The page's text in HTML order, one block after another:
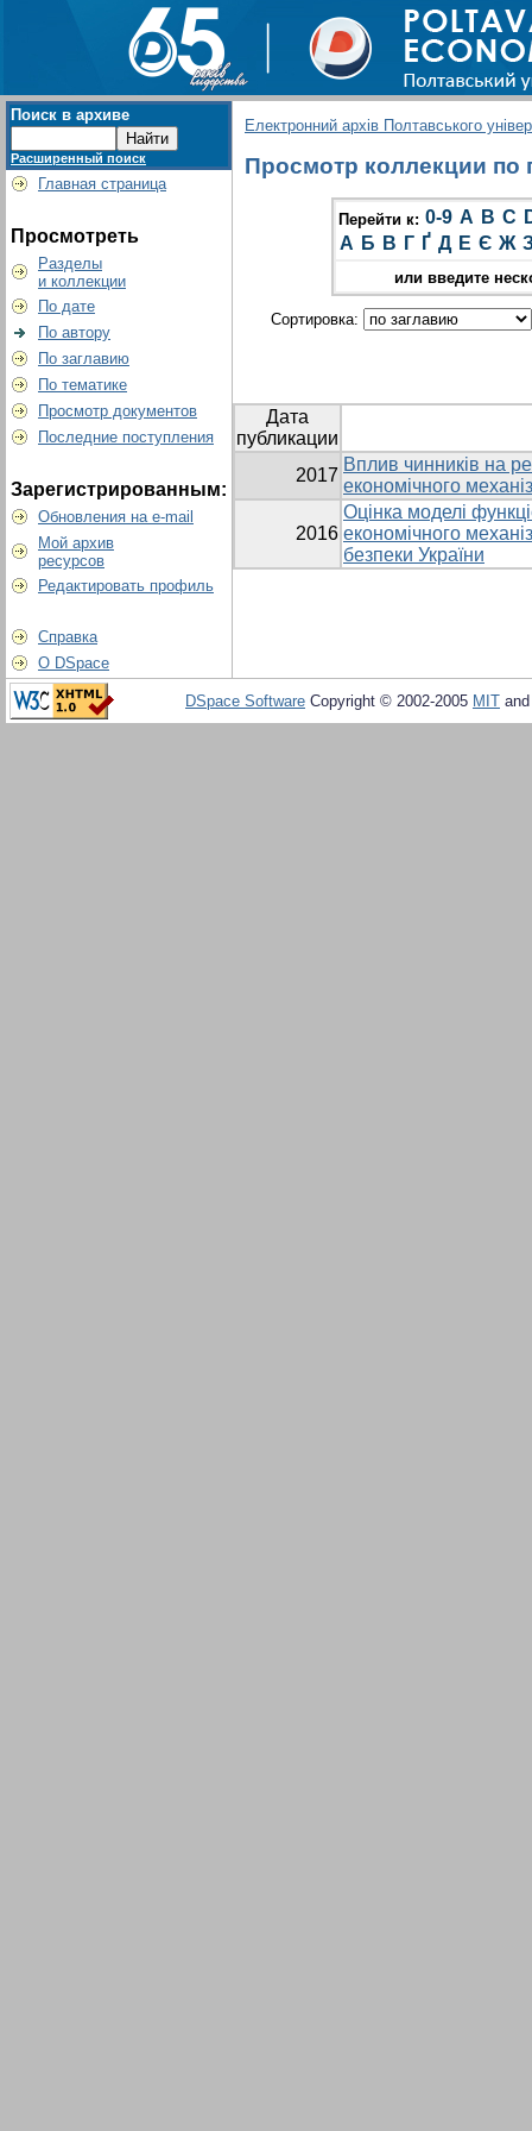
Поиск в архиве
Расширенный поиск
Главная страница
Просмотреть
Разделы
и коллекции
По дате
По автору
По заглавию
По тематике
Просмотр документов
Последние поступления
Зарегистрированным:
Обновления на e-mail
Мой архив
ресурсов
Редактировать профиль
Справка
О DSpace
Електронний архів Полтавського
Просмотр коллекции по
Перейти к: 0-9 A B C
А Б В Г Ґ Д Е Є Ж
или введите
Сортировка:
Дата
публикации
2017
Вплив чинників на
економічного
2016
Оцінка моделі
економічного
безпеки України
DSpace Software Copyright © 2002-2005 MIT